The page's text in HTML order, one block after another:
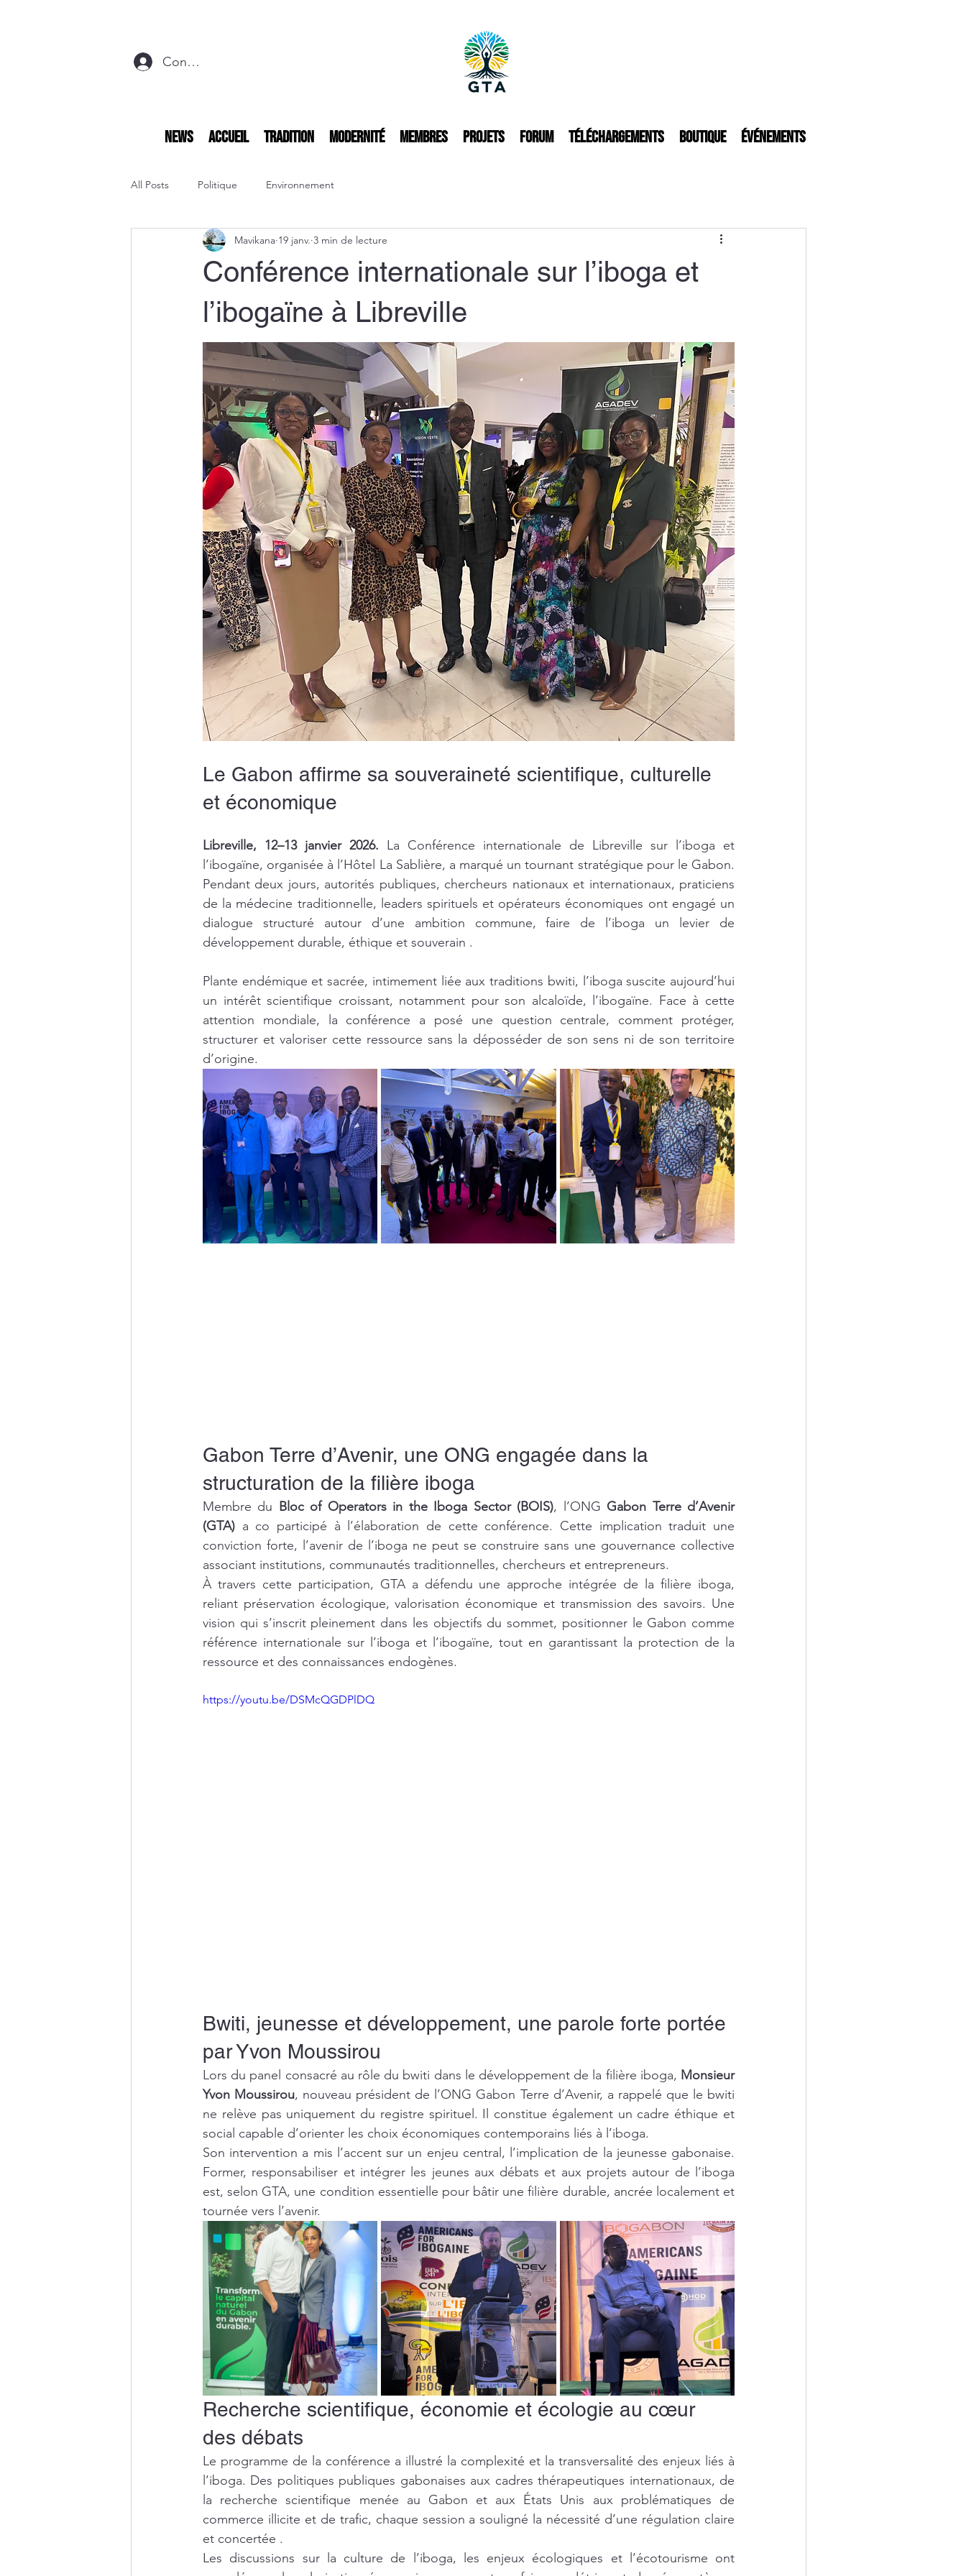
Connexion
NEWS Accueil Tradition Modernité Membres Projets Forum Téléchargements Boutique Événements
All Posts Politique Environnement
Conférence internationale sur l’iboga et
l’ibogaïne à Libreville
Mavikana 19 janv. 3 min de lecture
Le Gabon affirme sa souveraineté scientifique, culturelle
et économique
Libreville, 12–13 janvier 2026. La Conférence internationale de Libreville sur l’iboga et
l’ibogaïne, organisée à l’Hôtel La Sablière, a marqué un tournant stratégique pour le Gabon.
Pendant deux jours, autorités publiques, chercheurs nationaux et internationaux, praticiens
de la médecine traditionnelle, leaders spirituels et opérateurs économiques ont engagé un
dialogue structuré autour d’une ambition commune, faire de l’iboga un levier de
développement durable, éthique et souverain .
Plante endémique et sacrée, intimement liée aux traditions bwiti, l’iboga suscite aujourd’hui
un intérêt scientifique croissant, notamment pour son alcaloïde, l’ibogaïne. Face à cette
attention mondiale, la conférence a posé une question centrale, comment protéger,
structurer et valoriser cette ressource sans la déposséder de son sens ni de son territoire
d’origine.
Gabon Terre d’Avenir, une ONG engagée dans la
structuration de la filière iboga
Membre du Bloc of Operators in the Iboga Sector (BOIS), l’ONG Gabon Terre d’Avenir
(GTA) a co participé à l’élaboration de cette conférence. Cette implication traduit une
conviction forte, l’avenir de l’iboga ne peut se construire sans une gouvernance collective
associant institutions, communautés traditionnelles, chercheurs et entrepreneurs.
À travers cette participation, GTA a défendu une approche intégrée de la filière iboga,
reliant préservation écologique, valorisation économique et transmission des savoirs. Une
vision qui s’inscrit pleinement dans les objectifs du sommet, positionner le Gabon comme
référence internationale sur l’iboga et l’ibogaïne, tout en garantissant la protection de la
ressource et des connaissances endogènes.
https://youtu.be/DSMcQGDPlDQ
Bwiti, jeunesse et développement, une parole forte portée
par Yvon Moussirou
Lors du panel consacré au rôle du bwiti dans le développement de la filière iboga, Monsieur
Yvon Moussirou, nouveau président de l’ONG Gabon Terre d’Avenir, a rappelé que le bwiti
ne relève pas uniquement du registre spirituel. Il constitue également un cadre éthique et
social capable d’orienter les choix économiques contemporains liés à l’iboga.
Son intervention a mis l’accent sur un enjeu central, l’implication de la jeunesse gabonaise.
Former, responsabiliser et intégrer les jeunes aux débats et aux projets autour de l’iboga
est, selon GTA, une condition essentielle pour bâtir une filière durable, ancrée localement et
tournée vers l’avenir.
Recherche scientifique, économie et écologie au cœur
des débats
Le programme de la conférence a illustré la complexité et la transversalité des enjeux liés à
l’iboga. Des politiques publiques gabonaises aux cadres thérapeutiques internationaux, de
la recherche scientifique menée au Gabon et aux États Unis aux problématiques de
commerce illicite et de trafic, chaque session a souligné la nécessité d’une régulation claire
et concertée .
Les discussions sur la culture de l’iboga, les enjeux écologiques et l’écotourisme ont